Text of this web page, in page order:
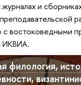
и
с востоковедными
ИКВИА.
филология,